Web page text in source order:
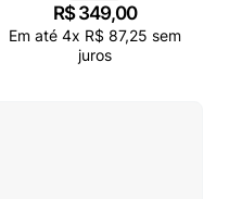
R$ 349,00
Em até 4x R$ 87,25 sem
juros